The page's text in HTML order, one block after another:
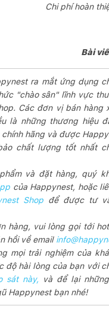
Chi phí hoàn
Bài
ra mắt ứng dụng
"chào sân" lĩnh vực
Các đơn vị bán hàng
là những thương hiệu
chính hãng và được
chất lượng tốt nhất
và đặt hàng, quý
của Happynest, hoặc
Shop để được tư
hàng, vui lòng gọi tới
hồi về email
mọi trải nghiệm của
độ hài lòng của bạn với
sát này, và để lại
Happynest bạn nhé!